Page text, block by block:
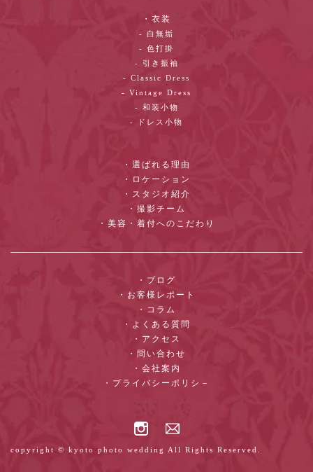
・衣装
- 白無垢
- 色打掛
- 引き振袖
- Classic Dress
- Vintage Dress
- 和装小物
- ドレス小物
・選ばれる理由
・ロケーション
・スタジオ紹介
・撮影チーム
・美容・着付へのこだわり
・ブログ
・お客様レポート
・コラム
・よくある質問
・アクセス
・問い合わせ
・会社案内
・プライバシーポリシ－
copyright © kyoto photo wedding All Rights Reserved.